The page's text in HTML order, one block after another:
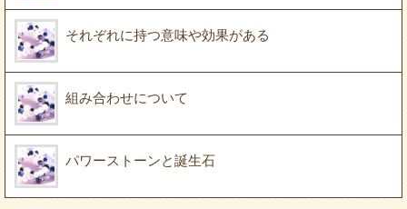
それぞれに持つ意味や効果がある
組み合わせについて
パワーストーンと誕生石